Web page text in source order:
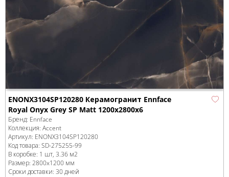
ENONX3104SP120280 Керамогранит Ennface
Royal Onyx Grey SP Matt 1200x2800x6
Бренд: Ennface
Коллекция: Accent
Артикул: ENONX3104SP120280
Код товара: SD-275255-99
В коробке: 1 шт, 3.36 м2
Размер: 2800x1200 мм
Сроки доставки: 30 дней